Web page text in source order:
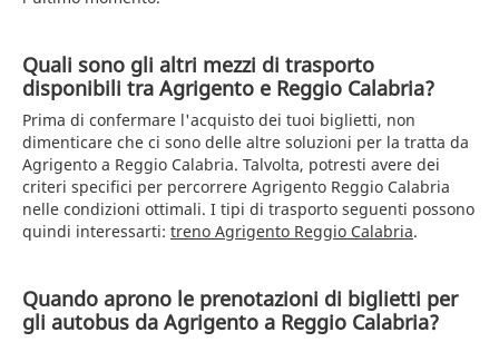
Quali sono gli altri mezzi di trasporto
disponibili tra Agrigento e Reggio Calabria?
Prima di confermare l'acquisto dei tuoi biglietti, non
dimenticare che ci sono delle altre soluzioni per la tratta da
Agrigento a Reggio Calabria. Talvolta, potresti avere dei
criteri specifici per percorrere Agrigento Reggio Calabria
nelle condizioni ottimali. I tipi di trasporto seguenti possono
quindi interessarti: treno Agrigento Reggio Calabria.
Quando aprono le prenotazioni di biglietti per
gli autobus da Agrigento a Reggio Calabria?